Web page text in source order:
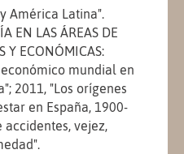
América Latina".
EN LAS ÁREAS DE
Y ECONÓMICAS:
mundial en
2011, "Los orígenes
en España, 1900-
accidentes, vejez,